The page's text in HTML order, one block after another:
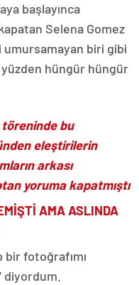
başlayınca
Selena Gomez
biri gibi
hüngür hüngür
töreninde bu
eleştirilerin
arkası
yoruma kapatmıştı
AMA ASLINDA
fotoğrafımı
diyordum.